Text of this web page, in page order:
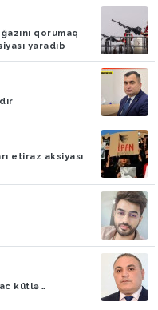
qorumaq
yaradıb
etiraz aksiyası
kütlə…